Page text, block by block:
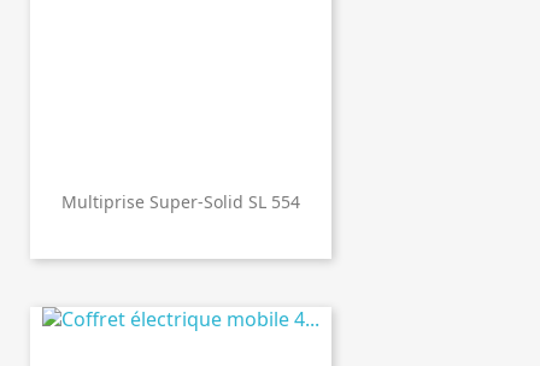
Multiprise Super-Solid SL 554